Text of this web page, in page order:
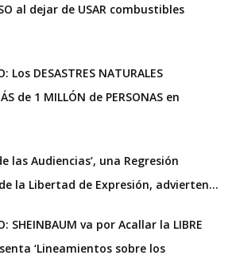
al dejar de USAR combustibles
Los DESASTRES NATURALES
de 1 MILLÓN de PERSONAS en
las Audiencias’, una Regresión
la Libertad de Expresión, advierten…
SHEINBAUM va por Acallar la LIBRE
‘Lineamientos sobre los